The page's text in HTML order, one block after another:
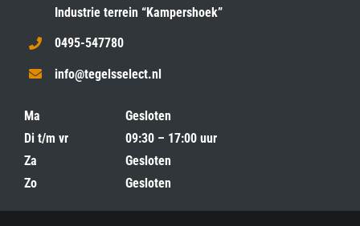
Industrie terrein “Kampershoek”
0495-547780
info@tegelsselect.nl
Ma
Gesloten
Di t/m vr
09:30 – 17:00 uur
Za
Gesloten
Zo
Gesloten